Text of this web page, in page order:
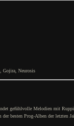
Gojira, Neurosis
gefühlvolle Melodien mit
besten Prog-Alben der letzten